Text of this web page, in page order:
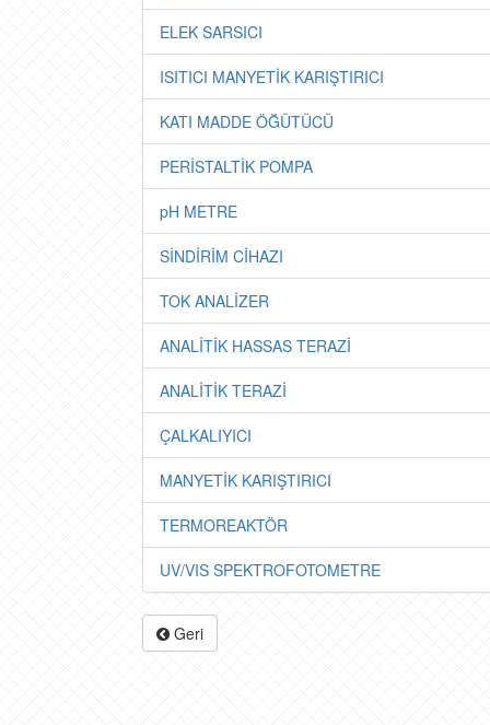
ELEK SARSICI
ISITICI MANYETİK KARIŞTIRICI
KATI MADDE ÖĞÜTÜCÜ
PERİSTALTİK POMPA
pH METRE
SİNDİRİM CİHAZI
TOK ANALİZER
ANALİTİK HASSAS TERAZİ
ANALİTİK TERAZİ
ÇALKALIYICI
MANYETİK KARIŞTIRICI
TERMOREAKTÖR
UV/VIS SPEKTROFOTOMETRE
Geri